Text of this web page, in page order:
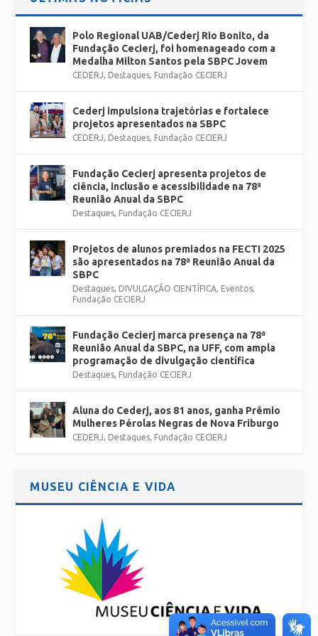
Polo Regional UAB/Cederj Rio Bonito, da
Fundação Cecierj, foi homenageado com a
Medalha Milton Santos pela SBPC Jovem
CEDERJ, Destaques, Fundação CECIERJ
Cederj impulsiona trajetórias e fortalece
projetos apresentados na SBPC
CEDERJ, Destaques, Fundação CECIERJ
Fundação Cecierj apresenta projetos de
ciência, inclusão e acessibilidade na 78ª
Reunião Anual da SBPC
Destaques, Fundação CECIERJ
Projetos de alunos premiados na FECTI 2025
são apresentados na 78ª Reunião Anual da
SBPC
Destaques, DIVULGAÇÃO CIENTÍFICA, Eventos,
Fundação CECIERJ
Fundação Cecierj marca presença na 78ª
Reunião Anual da SBPC, na UFF, com ampla
programação de divulgação científica
Destaques, Fundação CECIERJ
Aluna do Cederj, aos 81 anos, ganha Prêmio
Mulheres Pérolas Negras de Nova Friburgo
CEDERJ, Destaques, Fundação CECIERJ
MUSEU CIÊNCIA E VIDA